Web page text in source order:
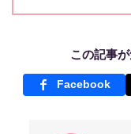
この記事
Facebook